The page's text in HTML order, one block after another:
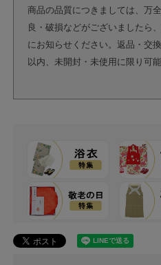
商品の品質につきましては、万
良・破損などがございましたら
にお知らせください。返品・交
以内、未開封・未使用に限り可能